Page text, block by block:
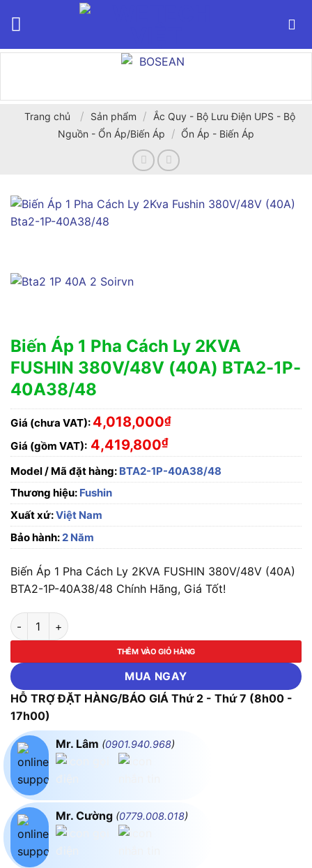
Trang chủ / Sản phẩm /
Ắc Quy - Bộ Lưu Điện UPS - Bộ
Nguồn - Ổn Áp/Biến Áp
/ Ổn Áp - Biến Áp
Biến Áp 1 Pha Cách Ly 2KVA
FUSHIN 380V/48V (40A) BTA2-1P-
40A38/48
Giá (chưa VAT): 4,018,000₫
Giá (gồm VAT): 4,419,800₫
Model / Mã đặt hàng: BTA2-1P-40A38/48
Thương hiệu: Fushin
Xuất xứ:Việt Nam
Bảo hành:2 Năm
Biến Áp 1 Pha Cách Ly 2KVA FUSHIN 380V/48V (40A)
BTA2-1P-40A38/48 Chính Hãng, Giá Tốt!
Biến Áp 1 Pha Cách Ly 2KVA FUSHIN 380V/48V (40A)
THÊM VÀO GIỎ HÀNG
MUA NGAY
HỖ TRỢ ĐẶT HÀNG/BÁO GIÁ Thứ 2 - Thứ 7 (8h00 -
17h00)
Mr. Lâm (0901.940.968)
Mr. Cường (0779.008.018)